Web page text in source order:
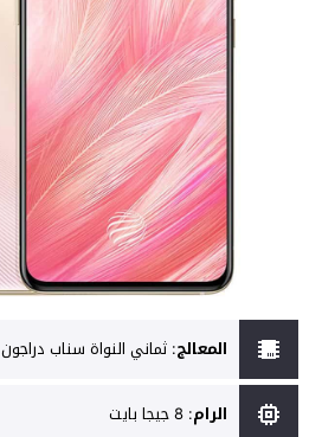
المعالج: ثماني النواة سناب دراجون 710
الرام: 8 جيجا بايت